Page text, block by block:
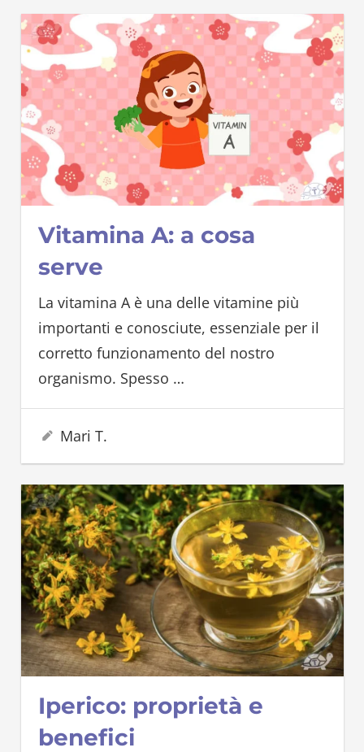
Vitamina A: a cosa
serve
La vitamina A è una delle vitamine più
importanti e conosciute, essenziale per il
corretto funzionamento del nostro
organismo. Spesso …
25 Maggio 2025
Mari T.
Iperico: proprietà e
benefici